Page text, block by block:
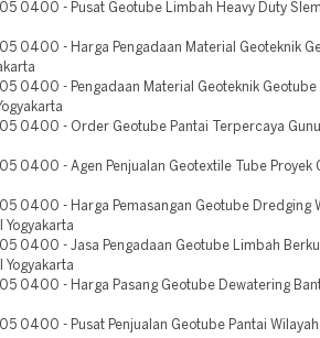
0400 - Pusat Geotube Limbah Heavy Duty
0400 - Harga Pengadaan Material Geoteknik
0400 - Pengadaan Material Geoteknik Geotube
0400 - Order Geotube Pantai Terpercaya
0400 - Agen Penjualan Geotextile Tube Proyek
0400 - Harga Pemasangan Geotube Dredging
Yogyakarta
0400 - Jasa Pengadaan Geotube Limbah
Yogyakarta
0400 - Harga Pasang Geotube Dewatering
0400 - Pusat Penjualan Geotube Pantai